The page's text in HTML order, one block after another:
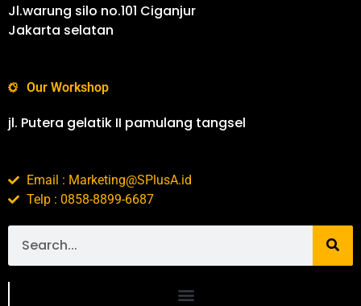
Jl.warung silo no.101 Ciganjur
Jakarta selatan
Our Workshop
jl. Putera gelatik II pamulang tangsel
Email : Marketing@SPlusA.id
Telp : 0858-8899-6687